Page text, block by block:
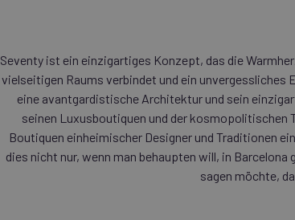
Seventy ist ein einzigartiges Konzept, das die
vielseitigen Raums verbindet und ein
eine avantgardistische Architektur und sein
seinen Luxusboutiquen und der
Boutiquen einheimischer Designer und Traditionen
dies nicht nur, wenn man behaupten will, in
sagen möchte,